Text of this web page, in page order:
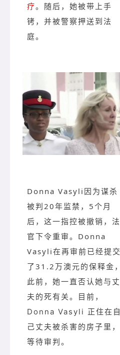
疗。 随后，她被带上手
铐，并被警察押送到法
庭。
Donna Vasyli因为谋杀
被判20年监禁，5个月
后，这一指控被撤销，法
官下令重审。 Donna
Vasyli在再审前已经提交
了31.2万澳元的保释金，
此前，她一直否认她与丈
夫的死有关。目前，
Donna Vasyli 正住在自
己丈夫被杀害的房子里，
等待审判。